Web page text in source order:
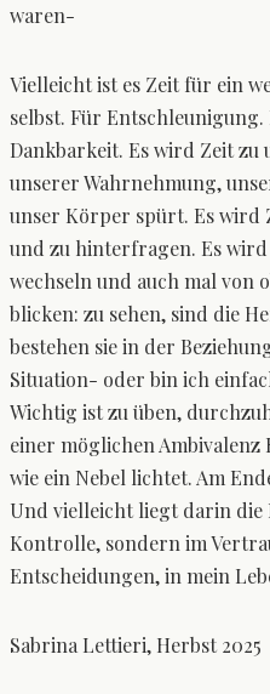
waren-
Vielleicht ist es Zeit für ein
selbst. Für
Dankbarkeit. Es wird Zeit zu
unserer Wahrnehmung,
unser Körper spürt. Es wird
und zu hinterfragen. Es
wechseln und auch mal von
blicken: zu sehen, sind die
bestehen sie in der
Situation- oder bin ich
Wichtig ist zu üben,
einer möglichen Ambivalenz
wie ein Nebel lichtet. Am
Und vielleicht liegt darin
Kontrolle, sondern im
Entscheidungen, in mein
Sabrina Lettieri, Herbst 2025